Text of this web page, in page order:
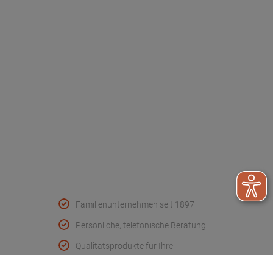
Familienunternehmen seit 1897
Persönliche, telefonische Beratung
Qualitätsprodukte für Ihre